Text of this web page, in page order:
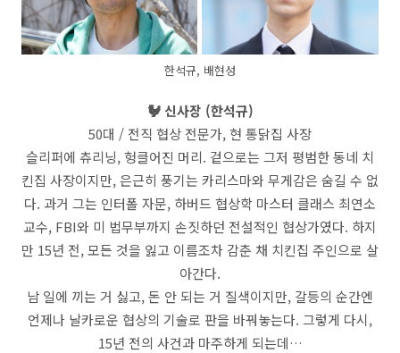
한석규, 배현성
🐓 신사장 (한석규)
50대 / 전직 협상 전문가, 현 통닭집 사장
슬리퍼에 츄리닝, 헝클어진 머리. 겉으로는 그저 평범한 동네 치
킨집 사장이지만, 은근히 풍기는 카리스마와 무게감은 숨길 수 없
다. 과거 그는 인터폴 자문, 하버드 협상학 마스터 클래스 최연소
교수, FBI와 미 법무부까지 손짓하던 전설적인 협상가였다. 하지
만 15년 전, 모든 것을 잃고 이름조차 감춘 채 치킨집 주인으로 살
아간다.
남 일에 끼는 거 싫고, 돈 안 되는 거 질색이지만, 갈등의 순간엔
언제나 날카로운 협상의 기술로 판을 바꿔놓는다. 그렇게 다시,
15년 전의 사건과 마주하게 되는데…